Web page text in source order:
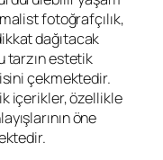
fotoğrafçılık,
dağıtacak
tarzın estetik
çekmektedir.
içerikler, özellikle
öne